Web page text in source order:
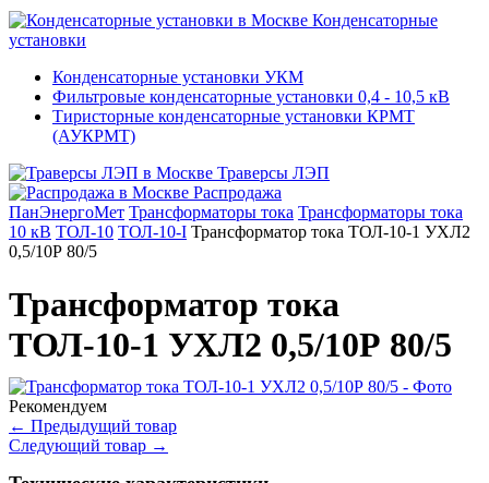
Конденсаторные
установки
Конденсаторные установки УКМ
Фильтровые конденсаторные установки 0,4 - 10,5 кВ
Тиристорные конденсаторные установки КРМТ
(АУКРМТ)
Траверсы ЛЭП
Распродажа
ПанЭнергоМет Трансформаторы тока Трансформаторы тока
10 кВ ТОЛ-10 ТОЛ-10-I Трансформатор тока ТОЛ-10-1 УХЛ2
0,5/10Р 80/5
Трансформатор тока
ТОЛ-10-1 УХЛ2 0,5/10Р 80/5
Рекомендуем
← Предыдущий товар
Следующий товар →